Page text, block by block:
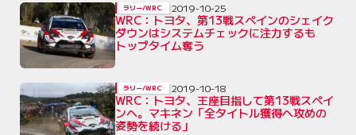
WRC：トヨタ、第13戦スペインのシェイク
ダウンはシステムチェックに注力するも
トップタイム奪う
ラリー/WRC 2019-10-25
WRC：トヨタ、王座目指して第13戦スペイ
ンへ。マキネン「全タイトル獲得へ攻めの
姿勢を続ける」
ラリー/WRC 2019-10-18